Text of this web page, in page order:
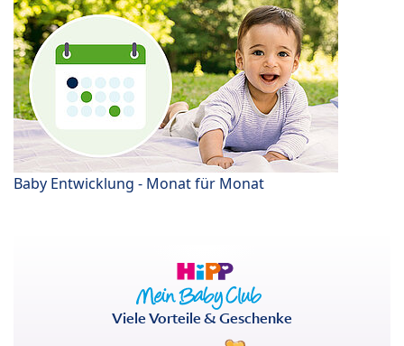
Baby Entwicklung - Monat für Monat
Viele Vorteile & Geschenke